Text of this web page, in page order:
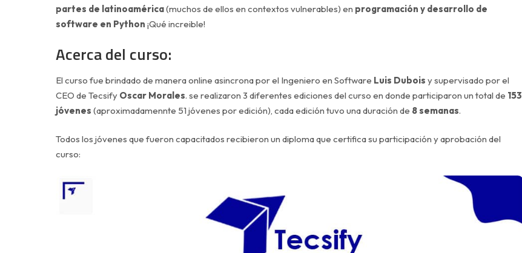
partes de latinoamérica(muchos de ellos en contextos vulnerables) en programación y desarrollo de
software en Python ¡Qué increible!
Acerca del curso:
El curso fue brindado de manera online asincrona por el Ingeniero en Software Luis Dubois y supervisado por el
CEO de Tecsify Oscar Morales. se realizaron 3 diferentes ediciones del curso en donde participaron un total de 153
jóvenes (aproximadamennte 51 jóvenes por edición), cada edición tuvo una duración de 8 semanas.
Todos los jóvenes que fueron capacitados recibieron un diploma que certifica su participación y aprobación del
curso: